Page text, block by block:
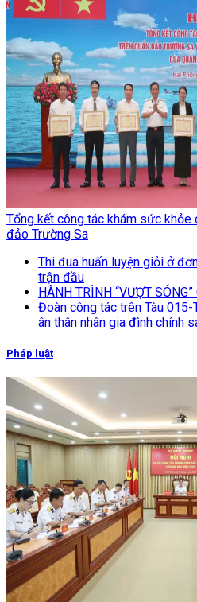
Tổng kết công tác khám sức khỏe
đảo Trường Sa
Thi đua huấn luyện giỏi ở
trận đầu
HÀNH TRÌNH “VƯỢT
Đoàn công tác trên Tàu
ân thân nhân gia đình chính
Pháp luật